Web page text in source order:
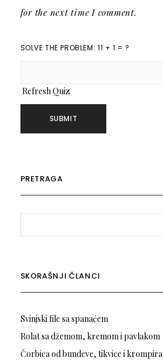
for the next time I comment.
SOLVE THE PROBLEM: 11 + 1 = ?
Refresh Quiz
PRETRAGA
SKORAŠNJI ČLANCI
Svinjski file sa spanaćem
Rolat sa džemom, kremom i pavlakom
Čorbica od bundeve, tikvice i krompira